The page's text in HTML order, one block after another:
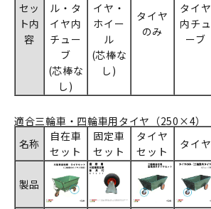
セッ
ト内
容
ル・タ
イヤ内
チュー
ブ
(芯棒な
し)
イヤ・
ホイー
ル
(芯棒な
し)
タイヤ
のみ
タイヤ
内チュ
ーブ
適合三輪車・四輪車用タイヤ（250×4）
名称
自在車
セット
固定車
セット
タイヤ
セット
タイヤ
製品